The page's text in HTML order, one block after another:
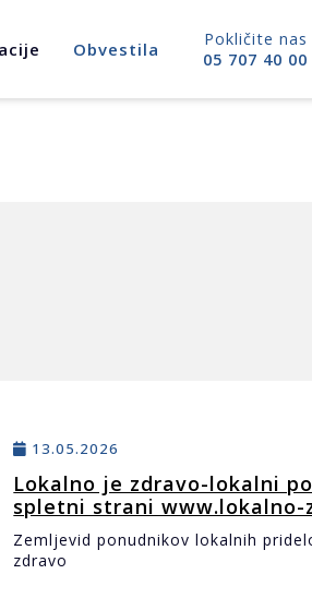
Obvestila
Pokličite nas
05 707 40 00
13.05.2026
Lokalno je zdravo-lokalni
spletni strani www.lokalno-
Zemljevid ponudnikov lokalnih
zdravo